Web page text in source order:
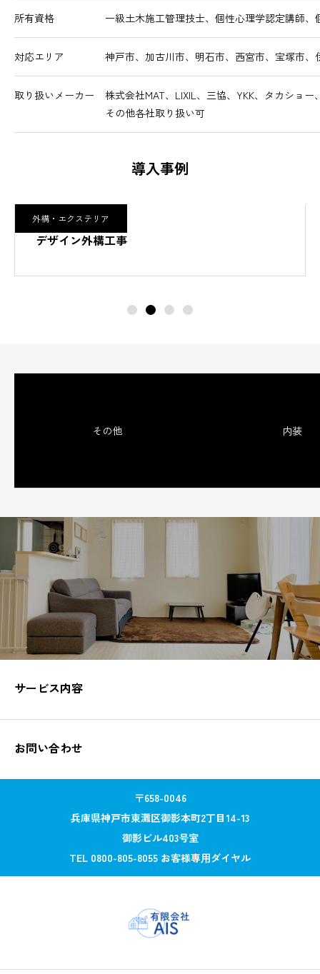
所有資格 一級土木施工管理技士、個性心理学認定講師
対応エリア 神戸市、加古川市、明石市、西宮市、宝塚市、
取り扱いメーカー
株式会社MAT、LIXIL、三協、YKK、タカショ
その他各社取り扱い可
導入事例
外構・エクステリア
デザイン外構工事
その他 内装
サービス内容
お問い合わせ
〒658-0046
兵庫県神戸市東灘区御影本町2丁目14-13
御影ビル403号室
TEL 0800-805-8055 お客様専⽤ダイヤル